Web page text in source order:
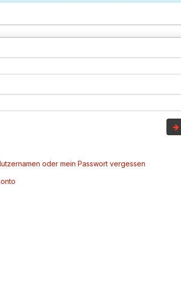
oder mein Passwort vergessen